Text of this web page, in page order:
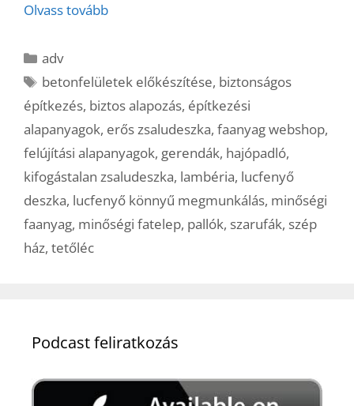
Olvass tovább
Kategória
adv
Címkék
betonfelületek előkészítése, biztonságos
építkezés, biztos alapozás, építkezési
alapanyagok, erős zsaludeszka, faanyag webshop,
felújítási alapanyagok, gerendák, hajópadló,
kifogástalan zsaludeszka, lambéria, lucfenyő
deszka, lucfenyő könnyű megmunkálás, minőségi
faanyag, minőségi fatelep, pallók, szarufák, szép
ház, tetőléc
Podcast feliratkozás